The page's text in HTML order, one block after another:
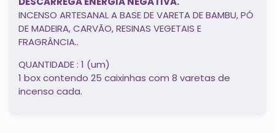
INCENSO ARTESANAL A BASE DE VARETA DE BAMBU, PÓ
DE MADEIRA, CARVÃO, RESINAS VEGETAIS E
FRAGRÂNCIA..
QUANTIDADE : 1 (um)
1 box contendo 25 caixinhas com 8 varetas de
incenso cada.